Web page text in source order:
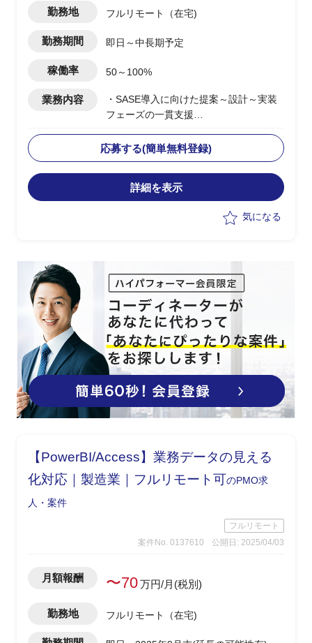
勤務地 フルリモート（在宅)
勤務期間 即日～中長期予定
稼働率 50～100%
業務内容
・SASE導入に向けた提案～設計～実装
フェーズの一貫支援
ション設計の実施
・セールスエンジニアとしての技術説明
および提案資料作成
・複数案件における要件整理およびアー
・グローバル展開案件における構想整理
応募する(簡単無料登録)
詳細を表示
気になる
【PowerBI/Access】業務データの見える
化対応｜製造業｜フルリモート可のPMO求
人・案件
フルリモート
案件No. 0137610
公開日: 2025/04/03
月額報酬 〜70万円/月(税別)
勤務地 フルリモート（在宅)